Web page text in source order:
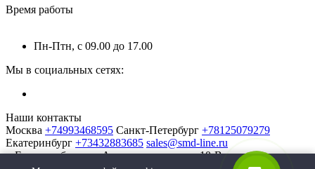
Время работы
Пн-Птн, с 09.00 до 17.00
Мы в социальных сетях:
Наши контакты
Москва +74993468595 Санкт-Петербург +78125079279
Екатеринбург +73432883685 sales@smd-line.ru
г. Екатеринбург, ул. Автомагистральная 10-В